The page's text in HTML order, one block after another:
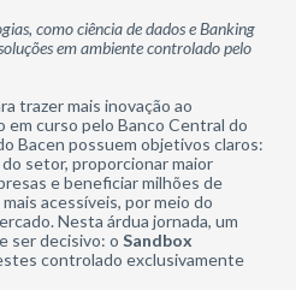
como ciência de dados e Banking
em ambiente controlado pelo
trazer mais inovação ao
curso pelo Banco Central do
Bacen possuem objetivos claros:
do setor, proporcionar maior
e beneficiar milhões de
acessíveis, por meio do
Nesta árdua jornada, um
ser decisivo: o Sandbox
controlado exclusivamente